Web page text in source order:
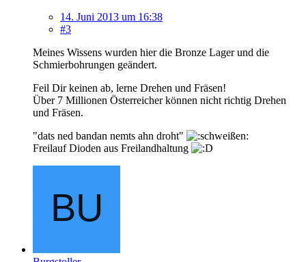
14. Juni 2013 um 16:38
#3
Meines Wissens wurden hier die Bronze Lager und die
Schmierbohrungen geändert.
Feil Dir keinen ab, lerne Drehen und Fräsen!
Über 7 Millionen Österreicher können nicht richtig Drehen
und Fräsen.
"dats ned bandan nemts ahn droht"
Freilauf Dioden aus Freilandhaltung